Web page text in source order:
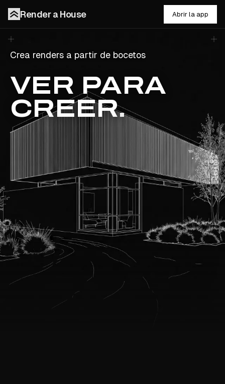
Render a House Abrir la app
Crea renders fotorrealistas a partir de bocetos, planos y
Crea renders a partir de bocetos
VER PARA
CREER.
Adjuntar